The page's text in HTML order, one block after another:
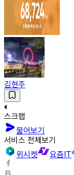
김현주
스크랩
물어보기
서비스 전체보기
위시켓
요즘IT